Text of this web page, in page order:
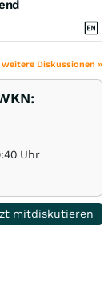
weitere Diskussionen »
Uhr
mitdiskutieren